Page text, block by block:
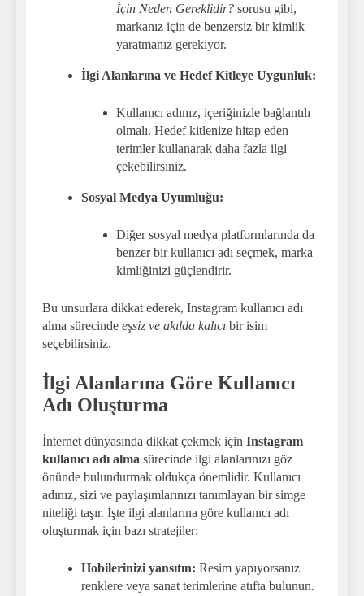
İçin Neden Gereklidir? sorusu gibi,
markanız için de benzersiz bir kimlik
yaratmanız gerekiyor.
İlgi Alanlarına ve Hedef Kitleye Uygunluk:
Kullanıcı adınız, içeriğinizle bağlantılı
olmalı. Hedef kitlenize hitap eden
terimler kullanarak daha fazla ilgi
çekebilirsiniz.
Sosyal Medya Uyumluğu:
Diğer sosyal medya platformlarında da
benzer bir kullanıcı adı seçmek, marka
kimliğinizi güçlendirir.
Bu unsurlara dikkat ederek, Instagram kullanıcı adı
alma sürecinde eşsiz ve akılda kalıcı bir isim
seçebilirsiniz.
İlgi Alanlarına Göre Kullanıcı
Adı Oluşturma
İnternet dünyasında dikkat çekmek için Instagram
kullanıcı adı alma sürecinde ilgi alanlarınızı göz
önünde bulundurmak oldukça önemlidir. Kullanıcı
adınız, sizi ve paylaşımlarınızı tanımlayan bir simge
niteliği taşır. İşte ilgi alanlarına göre kullanıcı adı
oluşturmak için bazı stratejiler:
Hobilerinizi yansıtın: Resim yapıyorsanız
renklere veya sanat terimlerine atıfta bulunun.